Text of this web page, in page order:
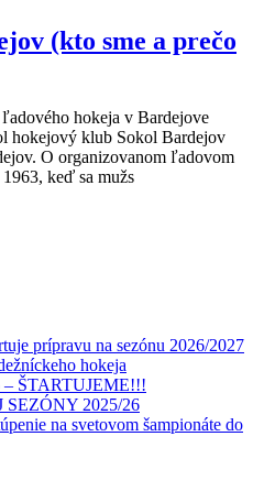
(kto sme a prečo
hokeja v Bardejove
hokejový klub Sokol Bardejov
O organizovanom ľadovom
keď sa mužs
prípravu na sezónu 2026/2027
hokeja
ŠTARTUJEME!!!
2025/26
na svetovom šampionáte do